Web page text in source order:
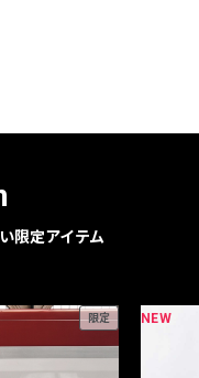
フォーカスブランド
限定アイテム
限定 NEW